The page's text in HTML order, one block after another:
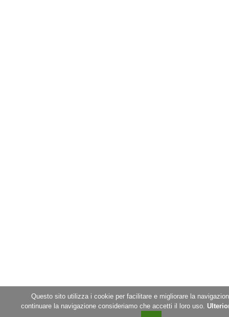
Questo sito utilizza i cookie per facilitare e migliorare la
continuare la navigazione consideriamo che accetti il loro uso.